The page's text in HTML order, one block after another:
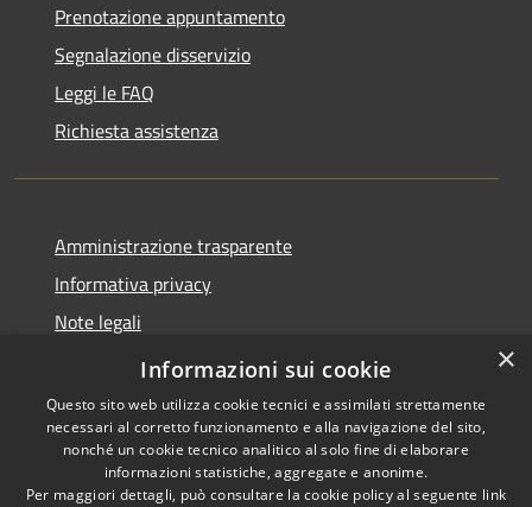
Prenotazione appuntamento
Segnalazione disservizio
Leggi le FAQ
Richiesta assistenza
Amministrazione trasparente
Informativa privacy
Note legali
Dichiarazione di accessibilità
Copyright © 2026 • Comune di
×
Informazioni sui cookie
Questo sito web utilizza cookie tecnici e assimilati strettamente
necessari al corretto funzionamento e alla navigazione del sito,
nonché un cookie tecnico analitico al solo fine di elaborare
informazioni statistiche, aggregate e anonime.
Per maggiori dettagli, può consultare la cookie policy al seguente link